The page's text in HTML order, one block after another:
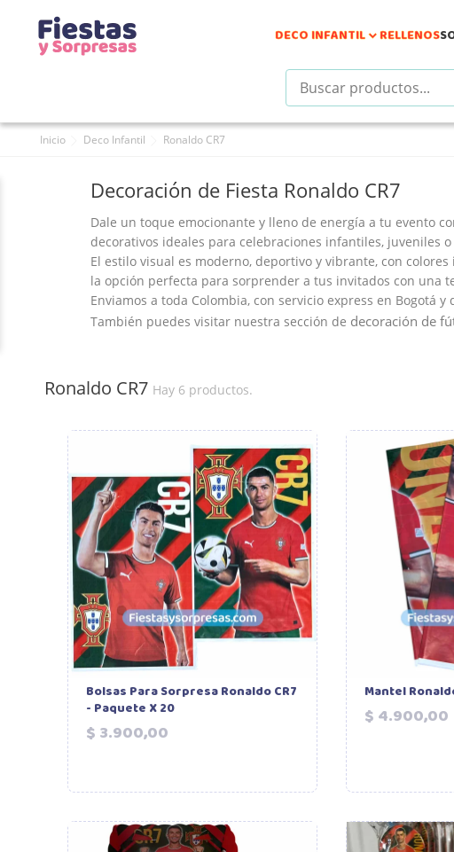
DECO INFANTILRELLENOS
Inicio Deco Infantil Ronaldo CR7
Decoración de Fiesta Ronaldo CR7
Dale un toque emocionante y lleno de energía a tu evento
decorativos ideales para celebraciones infantiles, juveniles
El estilo visual es moderno, deportivo y vibrante, con
la opción perfecta para sorprender a tus invitados con una
Enviamos a toda Colombia, con servicio express en Bogotá y
También puedes visitar nuestra sección de decoración de
Ronaldo CR7 Hay 6 productos.
Bolsas Para Sorpresa Ronaldo CR7
- Paquete X 20
$ 3.900,00
Mantel
$ 4.900,00